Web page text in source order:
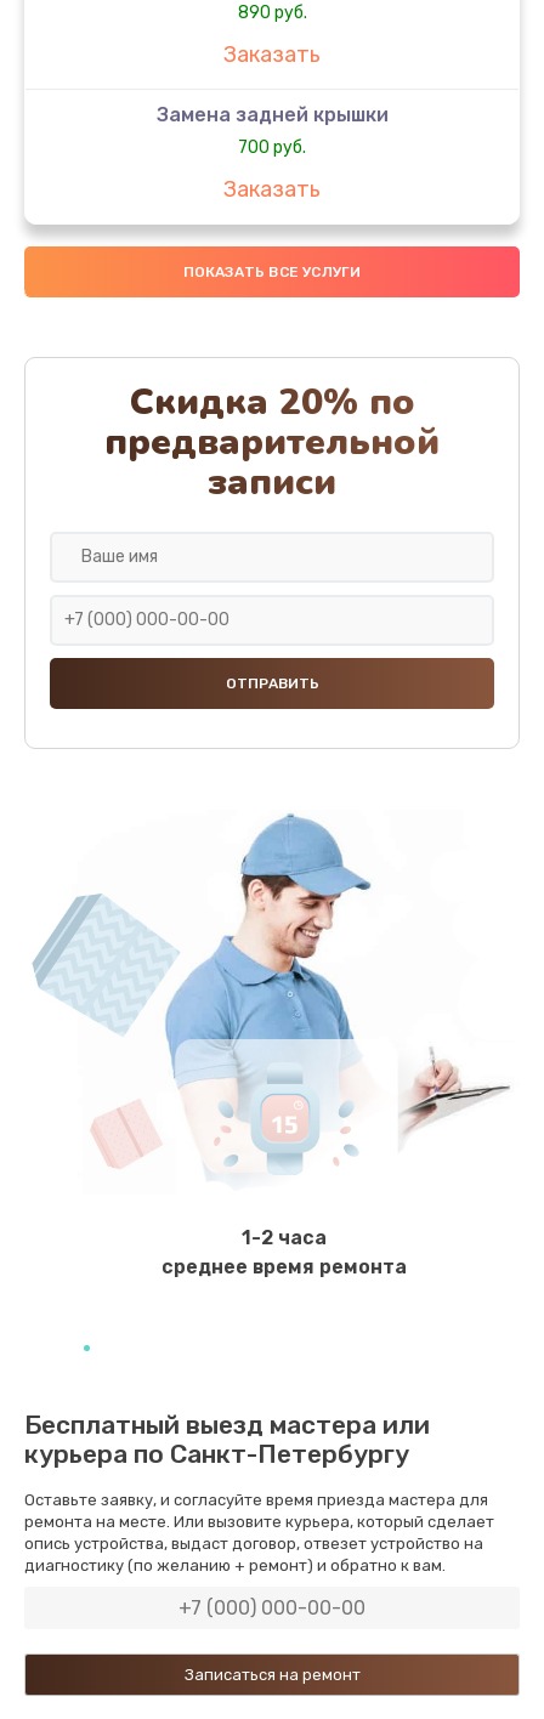
890 руб.
Заказать
Замена задней крышки
700 руб.
Заказать
Комплексная чистка
900 руб.
Замена стекла
1100 руб.
Заказать
Замена разъема питания
600 руб.
600 руб.
Заказать
Ремонт мультиконтроллера
1000 руб.
Заказать
Замена кнопки включения
800 руб.
Заказать
1600 руб.
Заказать
Замена материнской платы
1330 руб.
Заказать
Замена Wi-Fi
Заказать
ПОКАЗАТЬ ВСЕ УСЛУГИ
Скидка 20% по
предварительной
записи
1-2 часа
среднее время ремонта
Бесплатный выезд мастера или
курьера по Санкт-Петербургу
Оставьте заявку, и согласуйте время приезда мастера для
ремонта на месте. Или вызовите курьера, который сделает
опись устройства, выдаст договор, отвезет устройство на
диагностику (по желанию + ремонт) и обратно к вам.